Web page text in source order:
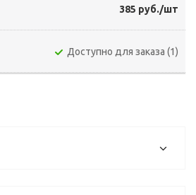
385 руб./шт
Доступно для заказа (1)